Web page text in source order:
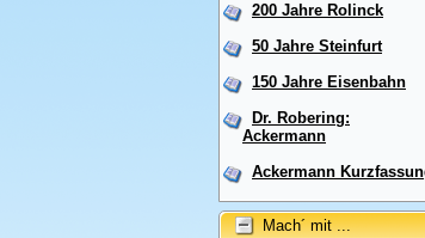
200 Jahre Rolinck
50 Jahre Steinfurt
150 Jahre Eisenbahn
Dr. Robering:
Ackermann
Ackermann
Mach´ mit ...